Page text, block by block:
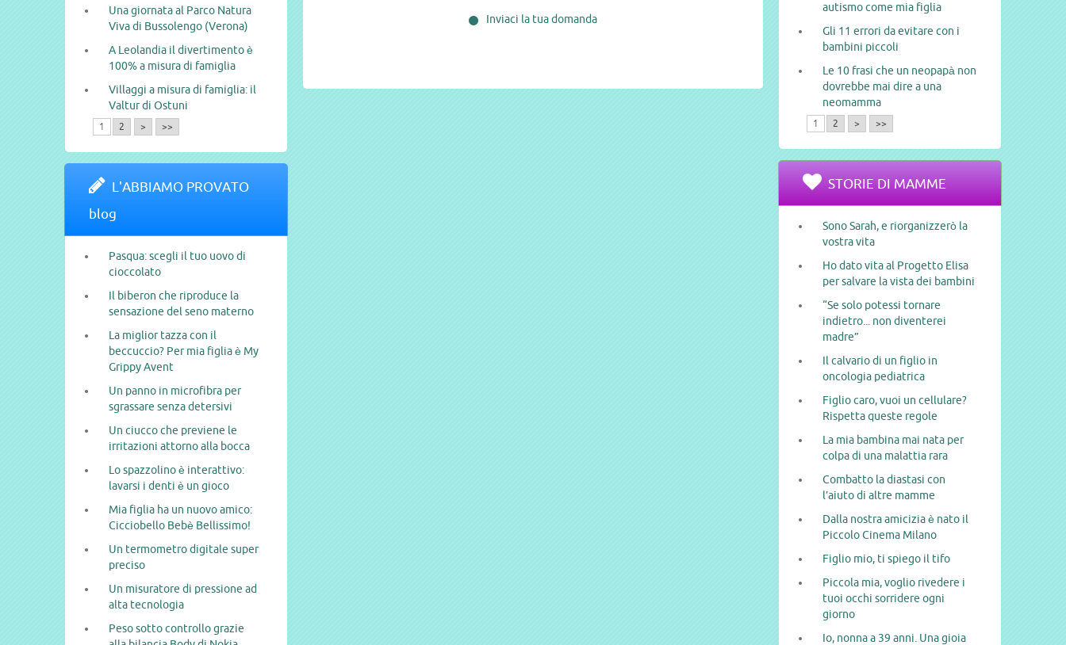
Inviaci la tua domanda
Una giornata al Parco Natura
Viva di Bussolengo (Verona)
A Leolandia il divertimento è
100% a misura di famiglia
Villaggi a misura di famiglia: il
Valtur di Ostuni
1 2 > >>
L'ABBIAMO PROVATO
blog
Pasqua: scegli il tuo uovo di
cioccolato
Il biberon che riproduce la
sensazione del seno materno
La miglior tazza con il
beccuccio? Per mia figlia è My
Grippy Avent
Un panno in microfibra per
sgrassare senza detersivi
Un ciucco che previene le
irritazioni attorno alla bocca
Lo spazzolino è interattivo:
lavarsi i denti è un gioco
Mia figlia ha un nuovo amico:
Cicciobello Bebè Bellissimo!
Un termometro digitale super
preciso
Un misuratore di pressione ad
alta tecnologia
Peso sotto controllo grazie
autismo come mia figlia
Gli 11 errori da evitare con i
bambini piccoli
Le 10 frasi che un neopapà non
dovrebbe mai dire a una
neomamma
1 2 > >>
STORIE DI MAMME
Sono Sarah, e riorganizzerò la
vostra vita
Ho dato vita al Progetto Elisa
per salvare la vista dei bambini
“Se solo potessi tornare
indietro... non diventerei
madre”
Il calvario di un figlio in
oncologia pediatrica
Figlio caro, vuoi un cellulare?
Rispetta queste regole
La mia bambina mai nata per
colpa di una malattia rara
Combatto la diastasi con
l’aiuto di altre mamme
Dalla nostra amicizia è nato il
Piccolo Cinema Milano
Figlio mio, ti spiego il tifo
Piccola mia, voglio rivedere i
tuoi occhi sorridere ogni
giorno
Io, nonna a 39 anni. Una gioia